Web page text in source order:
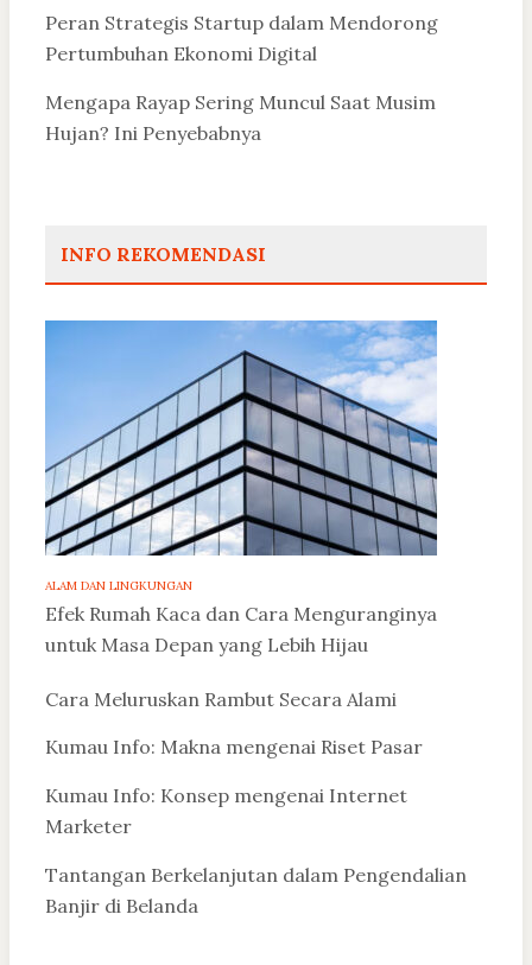
Peran Strategis Startup dalam Mendorong
Pertumbuhan Ekonomi Digital
Mengapa Rayap Sering Muncul Saat Musim
Hujan? Ini Penyebabnya
INFO REKOMENDASI
ALAM DAN LINGKUNGAN
Efek Rumah Kaca dan Cara Menguranginya
untuk Masa Depan yang Lebih Hijau
Cara Meluruskan Rambut Secara Alami
Kumau Info: Makna mengenai Riset Pasar
Kumau Info: Konsep mengenai Internet
Marketer
Tantangan Berkelanjutan dalam Pengendalian
Banjir di Belanda